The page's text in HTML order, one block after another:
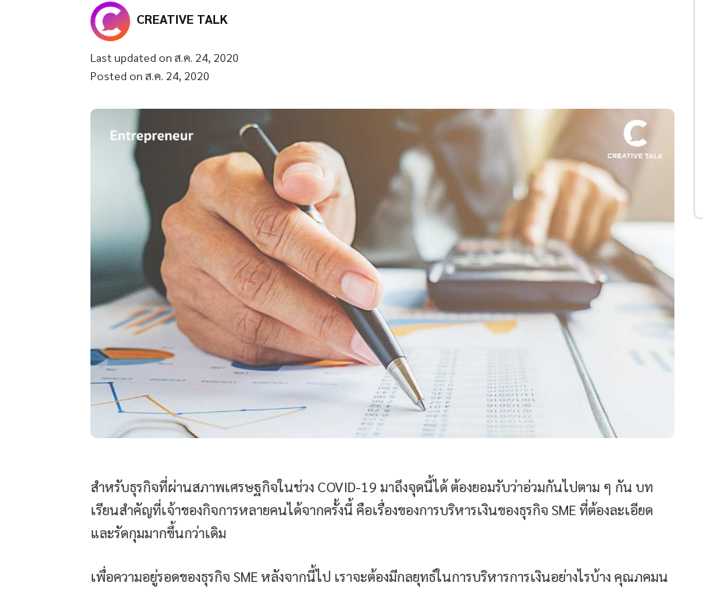
CREATIVE TALK
Last updated on ส.ค. 24, 2020
Posted on ส.ค. 24, 2020
สำหรับธุรกิจที่ผ่านสภาพเศรษฐกิจในช่วง COVID-19 มาถึงจุดนี้ได้ ต้องยอมรับว่าอ่วมกันไปตาม ๆ กัน บท
เรียนสำคัญที่เจ้าของกิจการหลายคนได้จากครั้งนี้ คือเรื่องของการบริหารเงินของธุรกิจ SME ที่ต้องละเอียด
และรัดกุมมากขึ้นกว่าเดิม
เพื่อความอยู่รอดของธุรกิจ SME หลังจากนี้ไป เราจะต้องมีกลยุทธ์ในการบริหารการเงินอย่างไรบ้าง คุณภคมน